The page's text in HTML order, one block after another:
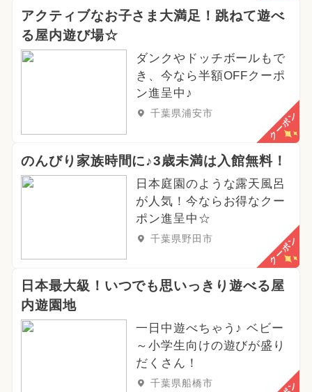
アクティブなお子さま大満足！跳ねて遊べ
る屋内遊び場☆
ダンクやドッチボールもで
き、今なら半額OFFクーポ
ン進呈中♪
千葉県浦安市 クーポン
のんびり家族時間に♪3歳未満は入館無料！
日本庭園のような露天風呂
が人気！今ならお得なクー
ポン進呈中☆
千葉県野田市 クーポン
日本最大級！いつでも思いっきり遊べる屋
内遊園地
一日中遊べちゃう♪ ベビー
～小学生向けの遊びが盛り
だくさん！
千葉県船橋市